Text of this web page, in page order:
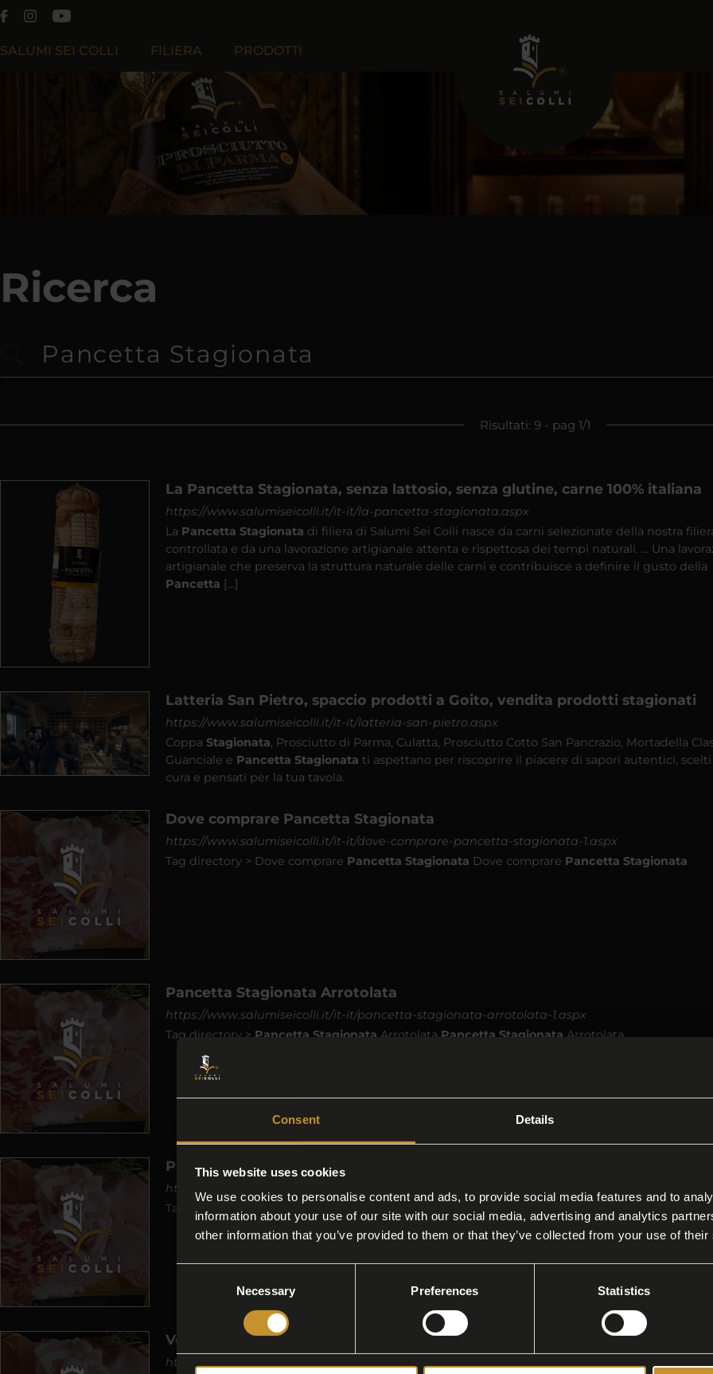
Consent Details
This website uses cookies
We use cookies to personalise content and ads, to provide social media features and to
information about your use of our site with our social media, advertising and analytics
other information that you’ve provided to them or that they’ve collected from your use of
Necessary Preferences Statistics
SALUMI SEI COLLI
Filosofia
FILIERA
Filiera Cooperativa Effeciesse
PRODOTTI
Ricerca
Risultati: 9 - pag 1/1
La Pancetta Stagionata, senza lattosio, senza glutine, carne 100% italiana
https://www.salumiseicolli.it/it-it/la-pancetta-stagionata.aspx
La Pancetta Stagionata di filiera di Salumi Sei Colli nasce da carni selezionate della nostra
controllata e da una lavorazione artigianale attenta e rispettosa dei tempi naturali. ... Una
artigianale che preserva la struttura naturale delle carni e contribuisce a definire il gusto della
Pancetta [...]
Latteria San Pietro, spaccio prodotti a Goito, vendita prodotti stagionati
https://www.salumiseicolli.it/it-it/latteria-san-pietro.aspx
Coppa Stagionata, Prosciutto di Parma, Culatta, Prosciutto Cotto San Pancrazio, Mortadella
Guanciale e Pancetta Stagionata ti aspettano per riscoprire il piacere di sapori autentici, scelti
cura e pensati per la tua tavola.
Dove comprare Pancetta Stagionata
https://www.salumiseicolli.it/it-it/dove-comprare-pancetta-stagionata-1.aspx
Tag directory > Dove comprare Pancetta Stagionata Dove comprare Pancetta Stagionata
Pancetta Stagionata Arrotolata
https://www.salumiseicolli.it/it-it/pancetta-stagionata-arrotolata-1.aspx
Tag directory > Pancetta Stagionata Arrotolata Pancetta Stagionata Arrotolata
Pancetta Stagionata di Filiera
https://www.salumiseicolli.it/it-it/pancetta-stagionata-di-filiera-1.aspx
Tag directory >
Pancetta Stagionata di Filiera Pancetta Stagionata di Filiera
Vendita Pancetta Stagionata
https://www.salumiseicolli.it/it-it/vendita-pancetta-stagionata-1.aspx